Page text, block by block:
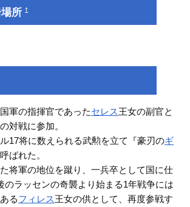
場所†
軍の指揮官であったセレス王女の副官と
対戦に参加。
17将に数えられる武勲を立て『豪刃のギ
ばれた。
将軍の地位を蹴り、一兵卒として国に仕
のラッセンの奇襲より始まる1年戦争には
るフィレス王女の供として、再度参戦す